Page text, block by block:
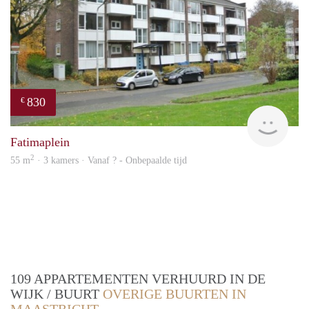
€ 830
rent
Fatimaplein
55 m2 · 3 kamers · Vanaf ? - Onbepaalde tijd
109 APPARTEMENTEN VERHUURD IN DE
WIJK / BUURT OVERIGE BUURTEN IN